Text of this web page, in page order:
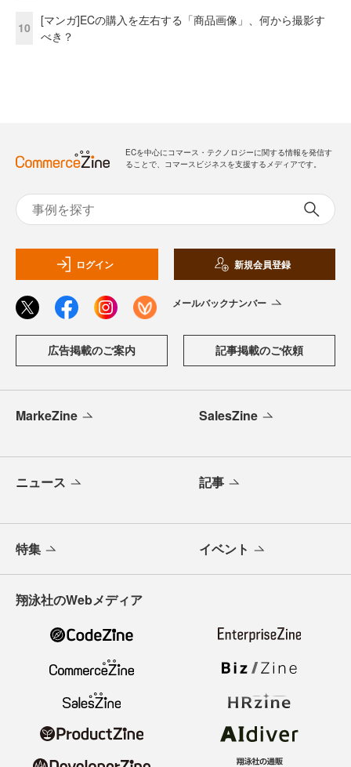
10
[マンガ]ECの購入を左右する「商品画像」、何から撮影す
べき？
ECを中心にコマース・テクノロジーに関する情報を発信す
ることで、コマースビジネスを支援するメディアです。
ログイン 新規会員登録
メールバックナンバー
広告掲載のご案内 記事掲載のご依頼
MarkeZine SalesZine
ニュース 記事
特集 イベント
翔泳社のWebメディア